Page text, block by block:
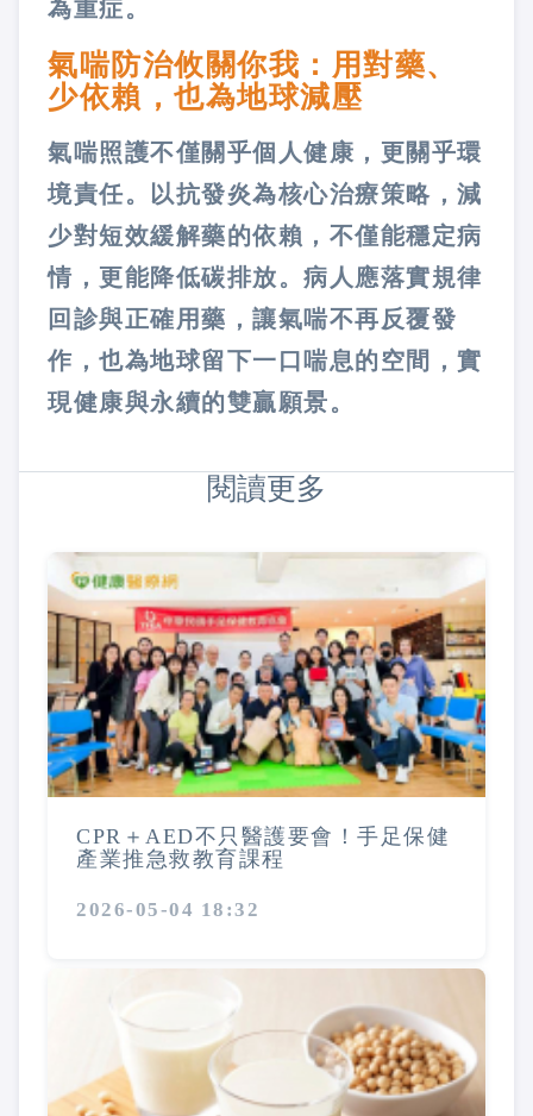
為重症。
氣喘防治攸關你我：用對藥、
少依賴，也為地球減壓
氣喘照護不僅關乎個人健康，更關乎環
境責任。以抗發炎為核心治療策略，減
少對短效緩解藥的依賴，不僅能穩定病
情，更能降低碳排放。病人應落實規律
回診與正確用藥，讓氣喘不再反覆發
作，也為地球留下一口喘息的空間，實
現健康與永續的雙贏願景。
閱讀更多
CPR＋AED不只醫護要會！手足保健
產業推急救教育課程
2026-05-04 18:32